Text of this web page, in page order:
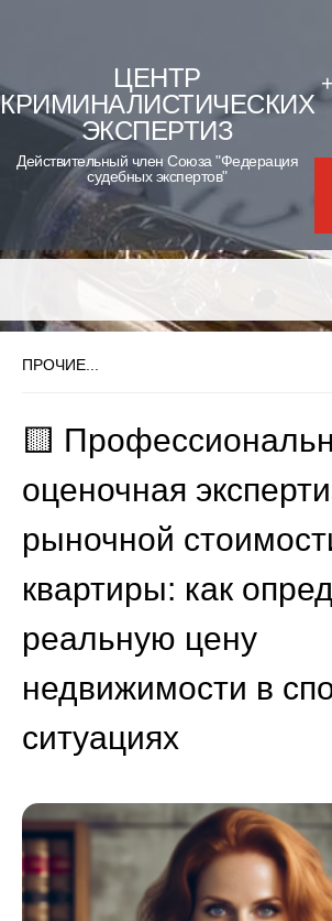
content
ЦЕНТР
КРИМИНАЛИСТИЧЕСКИХ
ЭКСПЕРТИЗ
Действительный член Союза "Федерация
судебных экспертов"
ПРОЧИЕ...
🟨
оценочная
рыночной
квартиры: как
реальную цену
недвижимости в
ситуациях